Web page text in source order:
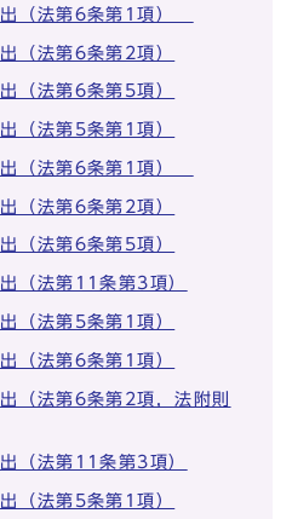
（法第6条第1項）
（法第6条第2項）
（法第6条第5項）
（法第5条第1項）
（法第6条第1項）
（法第6条第2項）
（法第6条第5項）
（法第11条第3項）
（法第5条第1項）
（法第6条第1項）
（法第6条第2項，法附則
（法第11条第3項）
（法第5条第1項）